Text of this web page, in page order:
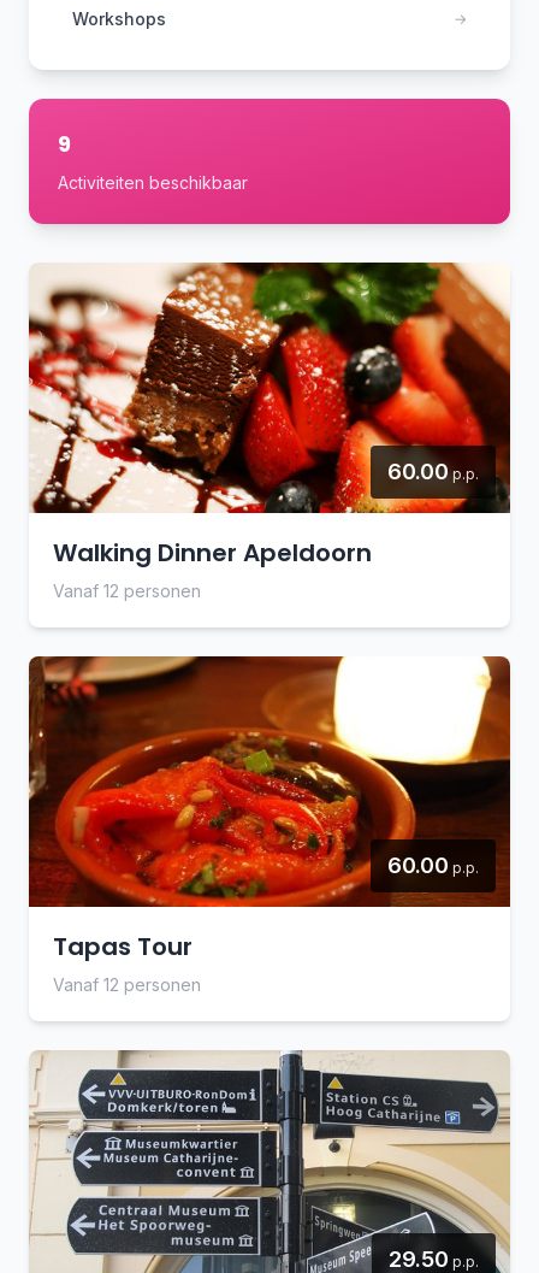
Workshops →
9
Activiteiten beschikbaar
60.00 p.p.
Walking Dinner Apeldoorn
Vanaf 12 personen
60.00 p.p.
Tapas Tour
Vanaf 12 personen
29.50 p.p.